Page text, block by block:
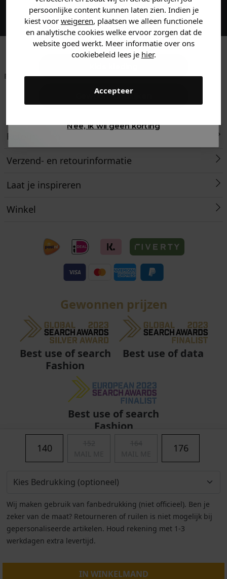
persoonlijke content kunnen laten zien. Indien je
kiest voor weigeren, plaatsen we alleen functionele
en analytische cookies welke ervoor zorgen dat de
website goed werkt. Meer informatie over ons
cookiebeleid lees je hier.
Accepteer
140 176
Wij maken gebruik van fanbedrukking (niet officieel). Ben je
zeker van de maat? Retourneren of ruilen is niet mogelijk bij
gepersonaliseerde artikelen. Houd rekening met 1-3
werkdagen extra levertijd.
IN WINKELMAND
korting op je eerste bestelling!
Betaal achteraf met
Voor 23:59 besteld
is morgen in huis!*
Klanten beoordelen
Retourneren
Verzend- en retourinformatie
Laat je inspireren
Winkel
Gewonnen prijzen
Best use of search
Fashion
Best use of data
Best use of search
Fashion
Algemene voorwaarden
Heren kleding
Dames kleding
Gewoon rondkijken
Nee, ik wil geen korting